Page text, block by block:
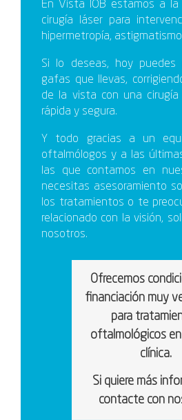
En Vista IOB estamos a la
cirugía láser para
hipermetropía,
Si lo deseas, hoy puedes
gafas que llevas,
de la vista con una cirugía
rápida y segura.
Y todo gracias a un
oftalmólogos y a las
las que contamos en
necesitas asesoramiento
los tratamientos o te
relacionado con la visión,
nosotros.
Ofrecemos
financiación muy
para
oftalmológicos
clínica.
Si quiere más
contacte con